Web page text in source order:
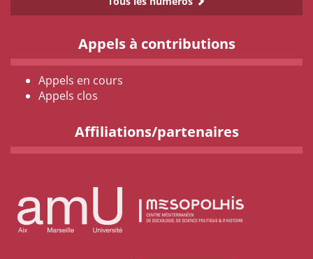
Appels à contributions
Appels en cours
Appels clos
Affiliations/partenaires